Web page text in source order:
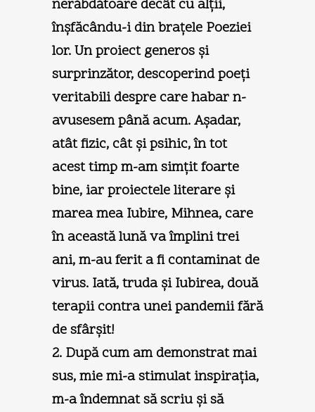
nerăbdătoare decât cu alţii,
înşfăcându-i din braţele Poeziei
lor. Un proiect generos şi
surprinzător, descoperind poeţi
veritabili despre care habar n-
avusesem până acum. Aşadar,
atât fizic, cât şi psihic, în tot
acest timp m-am simţit foarte
bine, iar proiectele literare şi
marea mea Iubire, Mihnea, care
în această lună va împlini trei
ani, m-au ferit a fi contaminat de
virus. Iată, truda şi Iubirea, două
terapii contra unei pandemii fără
de sfârşit!
2. După cum am demonstrat mai
sus, mie mi-a stimulat inspiraţia,
m-a îndemnat să scriu şi să